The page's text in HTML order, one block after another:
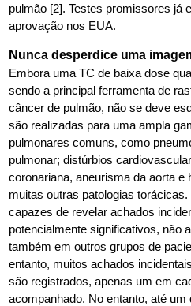
pulmão [2]. Testes promissores já
aprovação nos EUA.
Nunca desperdice uma
Embora uma TC de baixa dose
sendo a principal ferramenta de
câncer de pulmão, não se deve
são realizadas para uma ampla
pulmonares comuns, como
pulmonar; distúrbios
coronariana, aneurisma da aorta e
muitas outras patologias
capazes de revelar achados
potencialmente significativos, não
também em outros grupos de
entanto, muitos achados
são registrados, apenas um em
acompanhado. No entanto, até um